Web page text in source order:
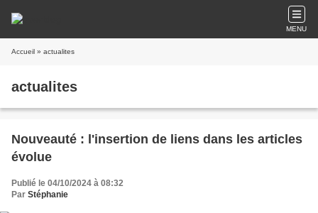
MENU
Accueil » actualites
actualites
Nouveauté : l'insertion de liens dans les articles
évolue
Publié le 04/10/2024 à 08:32
Par Stéphanie